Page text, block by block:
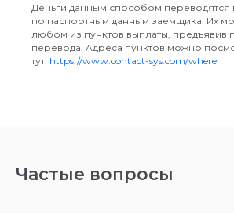
Деньги данным способом переводятся
по паспортным данным заемщика. Их
любом из пунктов выплаты, предъявив
перевода. Адреса пунктов можно
тут: https://www.contact-sys.com/where
Частые вопросы